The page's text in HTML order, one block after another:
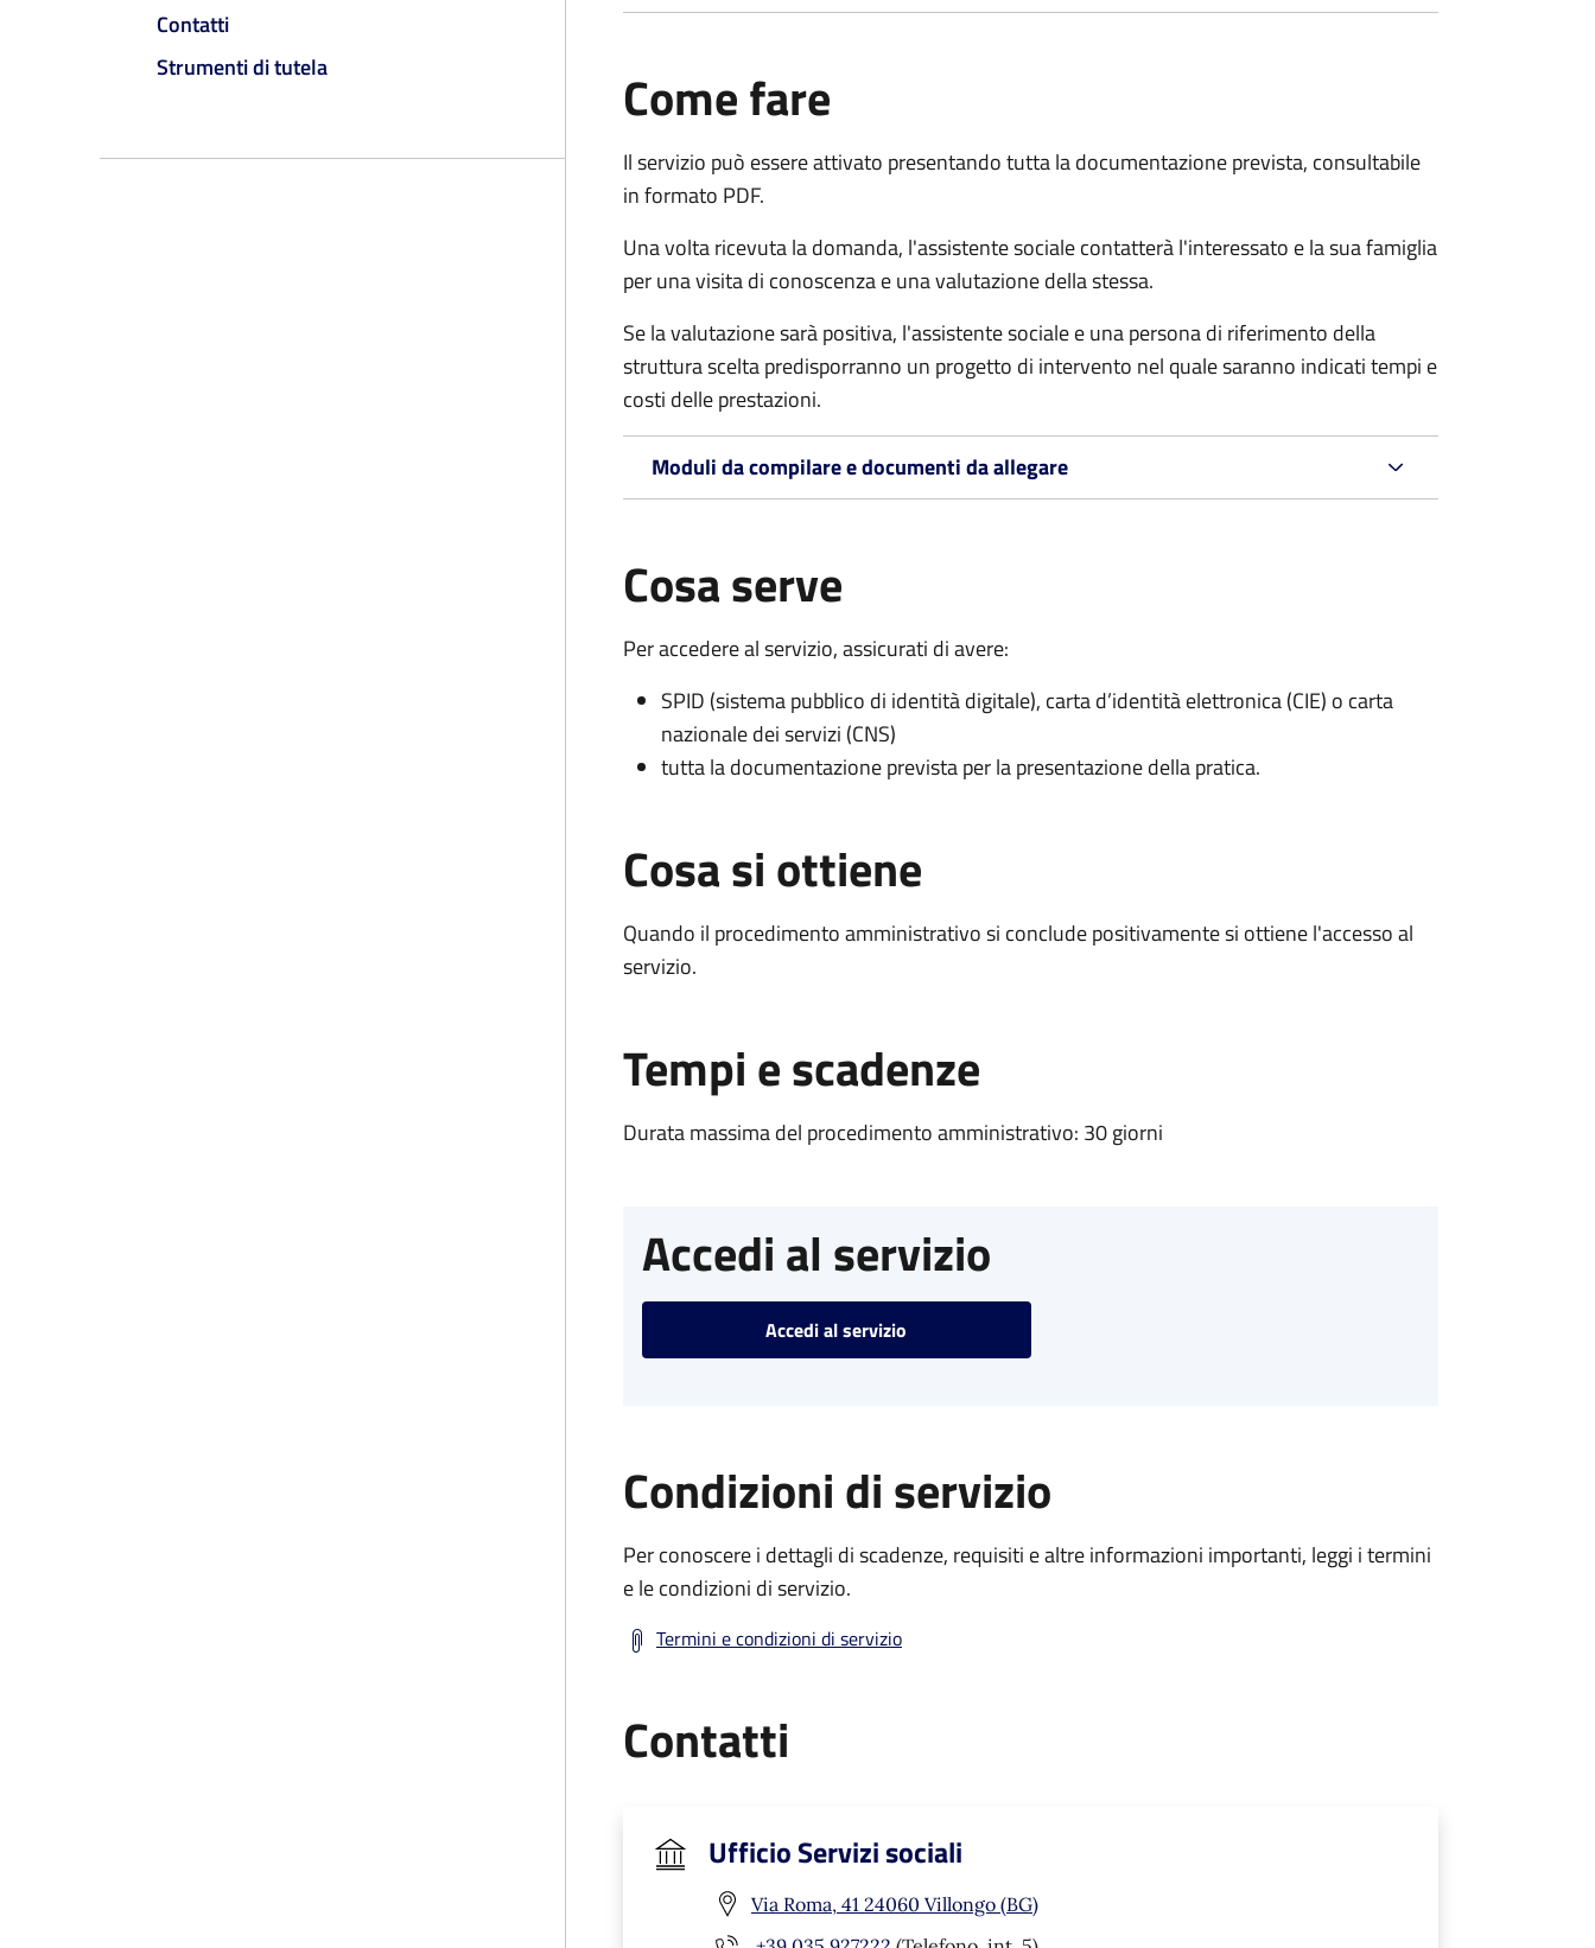
Contatti
Strumenti di tutela
Come fare
Il servizio può essere attivato presentando tutta la documentazione prevista, consultabile
in formato PDF.
Una volta ricevuta la domanda, l'assistente sociale contatterà l'interessato e la sua famiglia
per una visita di conoscenza e una valutazione della stessa.
Se la valutazione sarà positiva, l'assistente sociale e una persona di riferimento della
struttura scelta predisporranno un progetto di intervento nel quale saranno indicati tempi e
costi delle prestazioni.
Moduli da compilare e documenti da allegare
Cosa serve
Per accedere al servizio, assicurati di avere:
SPID (sistema pubblico di identità digitale), carta d’identità elettronica (CIE) o carta
nazionale dei servizi (CNS)
tutta la documentazione prevista per la presentazione della pratica.
Cosa si ottiene
Quando il procedimento amministrativo si conclude positivamente si ottiene l'accesso al
servizio.
Tempi e scadenze
Durata massima del procedimento amministrativo: 30 giorni
Accedi al servizio
Accedi al servizio
Condizioni di servizio
Per conoscere i dettagli di scadenze, requisiti e altre informazioni importanti, leggi i termini
e le condizioni di servizio.
Termini e condizioni di servizio
Contatti
Ufficio Servizi sociali
Via Roma, 41 24060 Villongo (BG)